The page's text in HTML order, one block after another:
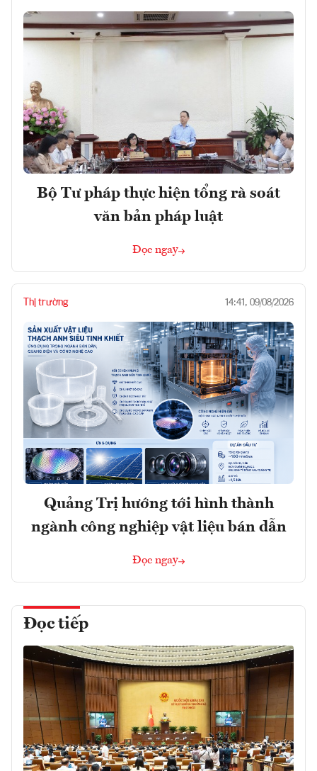
Bộ Tư pháp thực hiện tổng rà soát
văn bản pháp luật
Đọc ngay
Thị trường 14:41, 09/08/2026
Quảng Trị hướng tới hình thành
ngành công nghiệp vật liệu bán dẫn
Đọc ngay
Đọc tiếp